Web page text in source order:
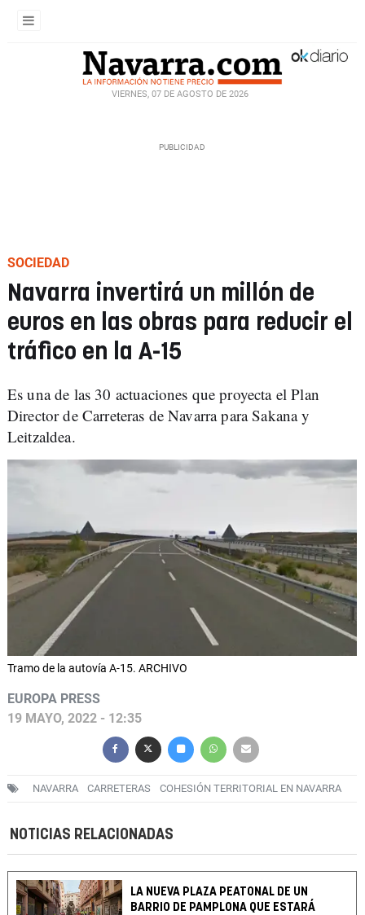
VIERNES, 07 DE AGOSTO DE 2026
SOCIEDAD
Navarra invertirá un millón de
euros en las obras para reducir el
tráfico en la A-15
Es una de las 30 actuaciones que proyecta el Plan
Director de Carreteras de Navarra para Sakana y
Leitzaldea.
Tramo de la autovía A-15. ARCHIVO
EUROPA PRESS
19 MAYO, 2022 - 12:35
NAVARRA CARRETERAS COHESIÓN TERRITORIAL EN NAVARRA
NOTICIAS RELACIONADAS
LA NUEVA PLAZA PEATONAL DE UN
BARRIO DE PAMPLONA QUE ESTARÁ